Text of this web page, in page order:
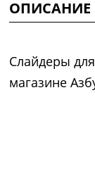
ОПИСАНИЕ
Слайдеры
магазине